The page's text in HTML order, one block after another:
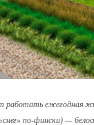
работать ежегодная
по-фински) —